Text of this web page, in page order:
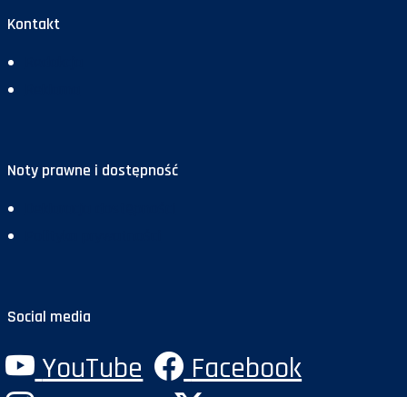
Kontakt
Noty prawne i dostępność
Social media
YouTube
Facebook